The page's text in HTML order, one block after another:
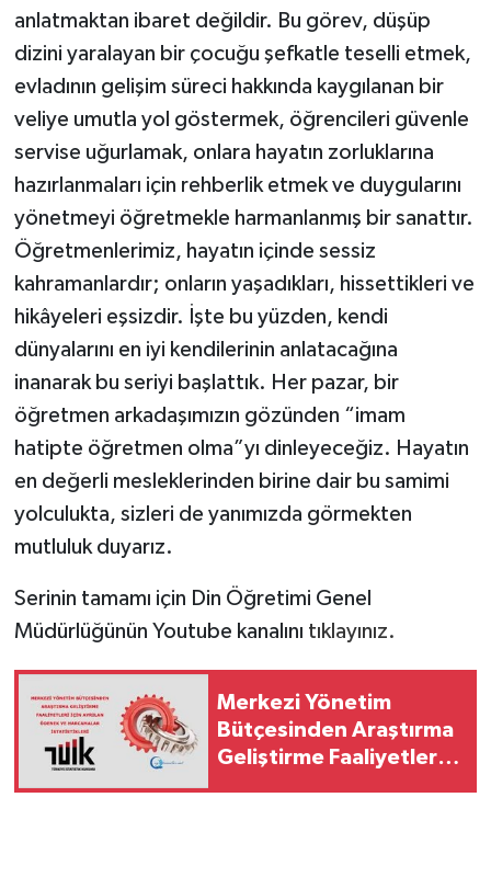
anlatmaktan ibaret değildir. Bu görev, düşüp
dizini yaralayan bir çocuğu şefkatle teselli etmek,
evladının gelişim süreci hakkında kaygılanan bir
veliye umutla yol göstermek, öğrencileri güvenle
servise uğurlamak, onlara hayatın zorluklarına
hazırlanmaları için rehberlik etmek ve duygularını
yönetmeyi öğretmekle harmanlanmış bir sanattır.
Öğretmenlerimiz, hayatın içinde sessiz
kahramanlardır; onların yaşadıkları, hissettikleri ve
hikâyeleri eşsizdir. İşte bu yüzden, kendi
dünyalarını en iyi kendilerinin anlatacağına
inanarak bu seriyi başlattık. Her pazar, bir
öğretmen arkadaşımızın gözünden “imam
hatipte öğretmen olma”yı dinleyeceğiz. Hayatın
en değerli mesleklerinden birine dair bu samimi
yolculukta, sizleri de yanımızda görmekten
mutluluk duyarız.
Serinin tamamı için Din Öğretimi Genel
Müdürlüğünün Youtube kanalını tıklayınız.
Merkezi Yönetim
Bütçesinden Araştırma
Geliştirme Faaliyetleri